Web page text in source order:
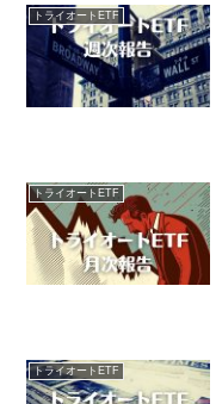
トライオートETF
トライオートETF
トライオートETF